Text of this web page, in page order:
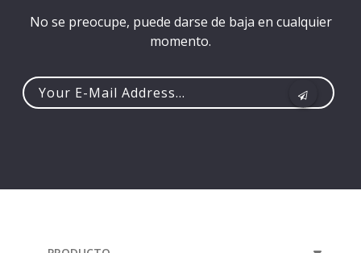
No se preocupe, puede darse de baja en cualquier
momento.